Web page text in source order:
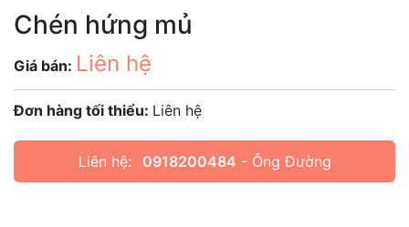
Chén hứng mủ
Giá bán: Liên hệ
Đơn hàng tối thiểu: Liên hệ
Liên hệ: 0918200484 - Ông Đường